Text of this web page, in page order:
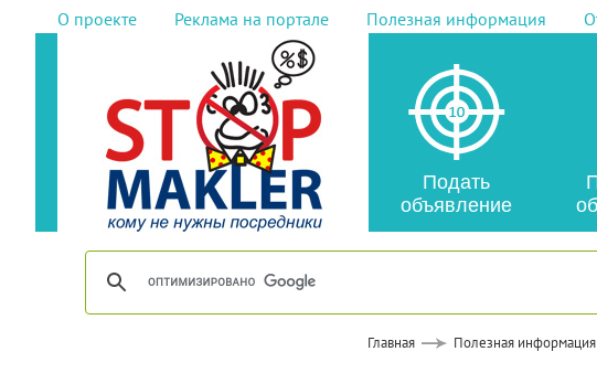
О проекте Реклама на портале Полезная информация
Подать
объявление
Главная Полезная информация